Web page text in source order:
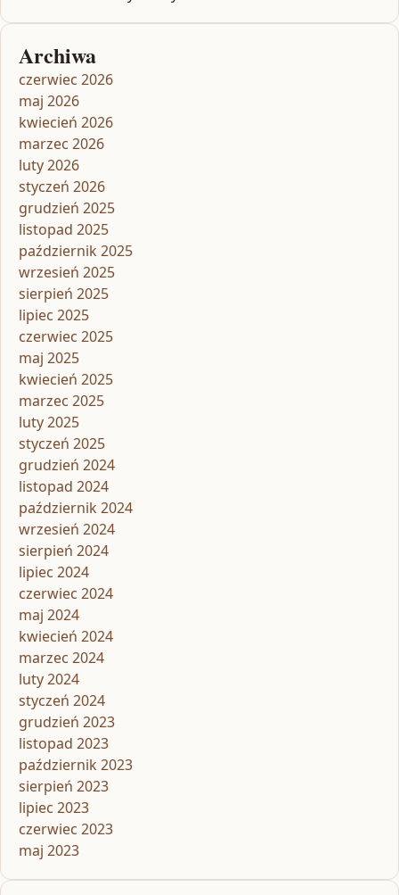
Archiwa
czerwiec 2026
maj 2026
kwiecień 2026
marzec 2026
luty 2026
styczeń 2026
grudzień 2025
listopad 2025
październik 2025
wrzesień 2025
sierpień 2025
lipiec 2025
czerwiec 2025
maj 2025
kwiecień 2025
marzec 2025
luty 2025
styczeń 2025
grudzień 2024
listopad 2024
październik 2024
wrzesień 2024
sierpień 2024
lipiec 2024
czerwiec 2024
maj 2024
kwiecień 2024
marzec 2024
luty 2024
styczeń 2024
grudzień 2023
listopad 2023
październik 2023
sierpień 2023
lipiec 2023
czerwiec 2023
maj 2023